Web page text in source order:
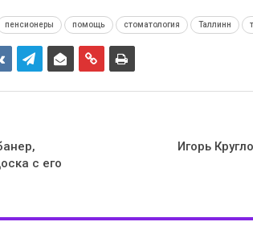
пенсионеры помощь стоматология Таллинн
с его
Игорь